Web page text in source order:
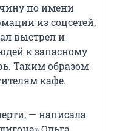
по имени
из соцсетей,
выстрел и
к запасному
Таким образом
кафе.
— написала